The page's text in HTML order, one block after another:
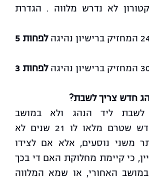
לא נדרש מלווה . הגדרת
לפחות 5
לפחות 3
חדש צריך לשבת?
לשבת ליד הנהג ולא במושב
האחורי. נהג חדש שטרם מלאו לו 21 שנים לא
משני נוסעים, אלא אם לצידו
כי קיימת מחלוקת האם די בכך
האחורי, או שמא המלווה